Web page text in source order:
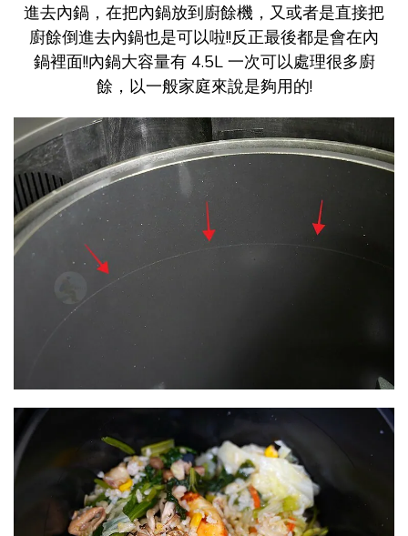
進去內鍋，在把內鍋放到廚餘機，又或者是直接把
廚餘倒進去內鍋也是可以啦!!反正最後都是會在內
鍋裡面!!內鍋大容量有 4.5L 一次可以處理很多廚
餘，以一般家庭來說是夠用的!